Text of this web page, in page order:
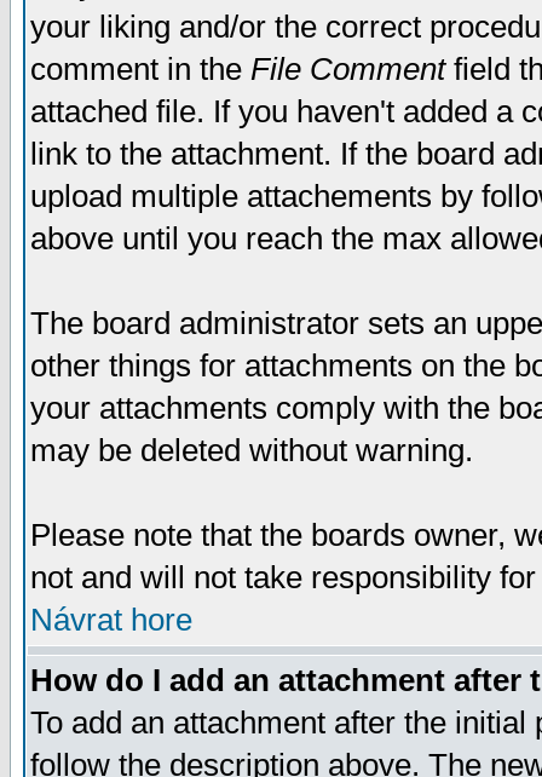
your liking and/or the correct
comment in the File Commentfield
attached file. If you haven't added a
link to the attachment. If the board
upload multiple attachements by
above until you reach the max
The board administrator sets an
other things for attachments on the
your attachments comply with the
may be deleted without warning.
Please note that the boards owner,
not and will not take responsibility
Návrat hore
How do I add an attachment after
To add an attachment after the
follow the description above. The